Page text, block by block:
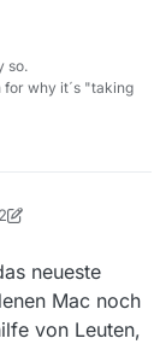
bis 10.11.6
Endstation
verkauft bis
Version
welches du
auf
verwenden…
so.
why it´s "taking
neueste
Mac noch
von Leuten,